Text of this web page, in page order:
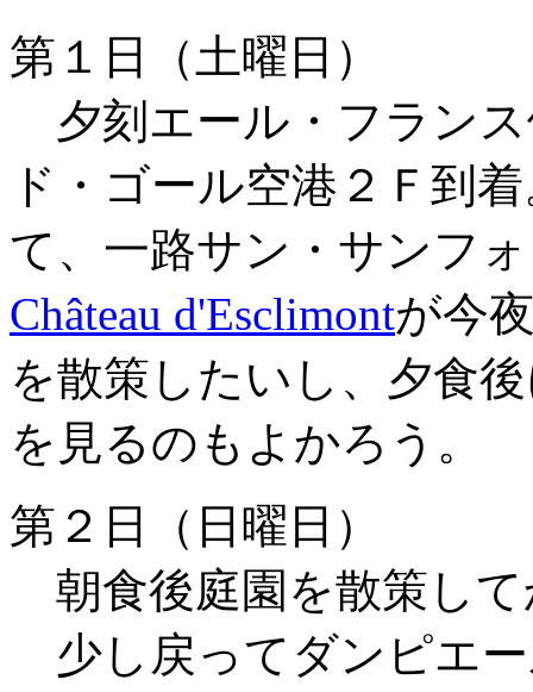
第１日（土曜日）
夕刻エール・フラン
ド・ゴール空港２Ｆ到
て、一路サン・サンフ
Château d'Esclimontが今
を散策したいし、夕食
を見るのもよかろう。
第２日（日曜日）
朝食後庭園を散策し
少し戻ってダンピエ